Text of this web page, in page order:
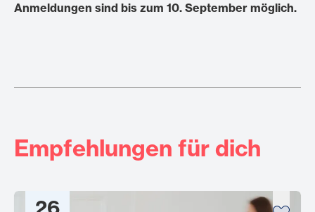
Anmeldungen sind bis zum 10. September möglich.
Empfehlungen für dich